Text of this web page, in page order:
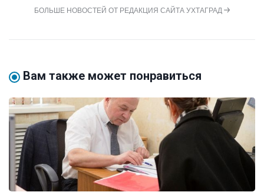
БОЛЬШЕ НОВОСТЕЙ ОТ РЕДАКЦИЯ САЙТА УХТАГРАД
Вам также может понравиться